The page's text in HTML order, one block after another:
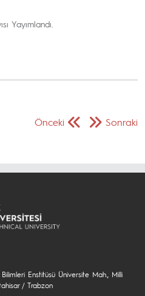
Yayımlandı.
Önceki Sonraki
Enstitüsü Üniversite Mah., Milli
/ Trabzon